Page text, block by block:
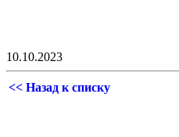
10.10.2023
<< Назад к списку